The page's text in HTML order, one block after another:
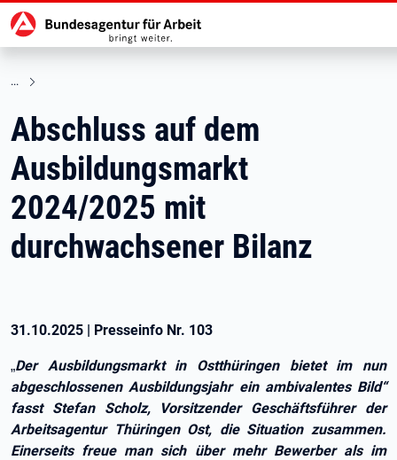
zu den Hauptinhalten springen
Hauptnavigation
Abschluss auf dem
Ausbildungsmarkt
2024/2025 mit
durchwachsener Bilanz
31.10.2025 | Presseinfo Nr. 103
„Der Ausbildungsmarkt in Ostthüringen bietet im nun
abgeschlossenen Ausbildungsjahr ein ambivalentes Bild“
fasst Stefan Scholz, Vorsitzender Geschäftsführer der
Arbeitsagentur Thüringen Ost, die Situation zusammen.
Einerseits freue man sich über mehr Bewerber als im